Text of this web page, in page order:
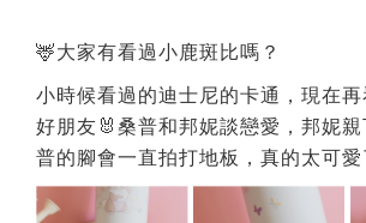
🦌大家有看過小鹿斑比嗎？
小時候看過的迪士尼的卡通，現在
好朋友🐰桑普和邦妮談戀愛，邦妮
普的腳會一直拍打地板，真的太可愛